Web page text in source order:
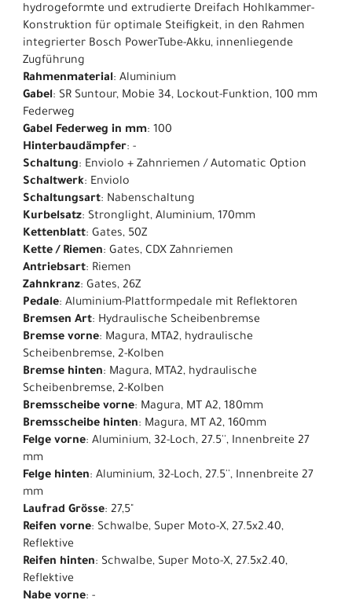
hydrogeformte und extrudierte Dreifach Hohlkammer-
Konstruktion für optimale Steifigkeit, in den Rahmen
integrierter Bosch PowerTube-Akku, innenliegende
Zugführung
Rahmenmaterial: Aluminium
Gabel: SR Suntour, Mobie 34, Lockout-Funktion, 100 mm
Federweg
Gabel Federweg in mm: 100
Hinterbaudämpfer: -
Schaltung: Enviolo + Zahnriemen / Automatic Option
Schaltwerk: Enviolo
Schaltungsart: Nabenschaltung
Kurbelsatz: Stronglight, Aluminium, 170mm
Kettenblatt: Gates, 50Z
Kette / Riemen: Gates, CDX Zahnriemen
Antriebsart: Riemen
Zahnkranz: Gates, 26Z
Pedale: Aluminium-Plattformpedale mit Reflektoren
Bremsen Art: Hydraulische Scheibenbremse
Bremse vorne: Magura, MTA2, hydraulische
Scheibenbremse, 2-Kolben
Bremse hinten: Magura, MTA2, hydraulische
Scheibenbremse, 2-Kolben
Bremsscheibe vorne: Magura, MT A2, 180mm
Bremsscheibe hinten: Magura, MT A2, 160mm
Felge vorne: Aluminium, 32-Loch, 27.5'', Innenbreite 27
mm
Felge hinten: Aluminium, 32-Loch, 27.5'', Innenbreite 27
mm
Laufrad Grösse: 27,5"
Reifen vorne: Schwalbe, Super Moto-X, 27.5x2.40,
Reflektive
Reifen hinten: Schwalbe, Super Moto-X, 27.5x2.40,
Reflektive
Nabe vorne: -